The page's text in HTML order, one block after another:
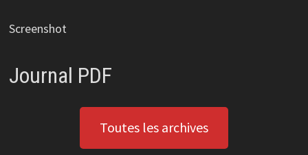
Screenshot
Journal PDF
Toutes les archives